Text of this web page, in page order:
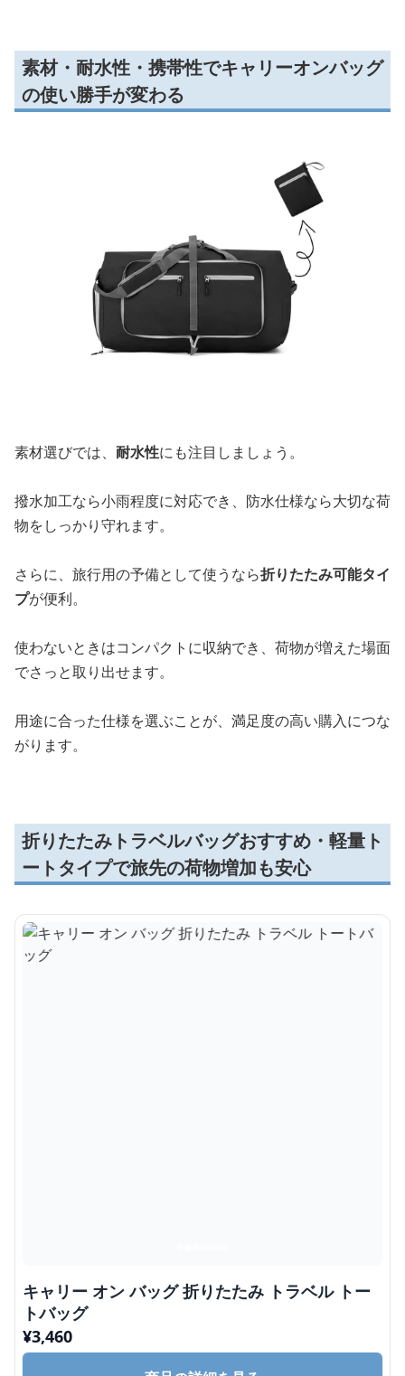
素材・耐水性・携帯性でキャリーオンバッグ
の使い勝手が変わる
素材選びでは、 耐水性にも注目しましょう。
撥水加工なら小雨程度に対応でき、防水仕様なら大切な荷
物をしっかり守れます。
さらに、旅行用の予備として使うなら折りたたみ可能タイ
プが便利。
使わないときはコンパクトに収納でき、荷物が増えた場面
でさっと取り出せます。
用途に合った仕様を選ぶことが、満足度の高い購入につな
がります。
折りたたみトラベルバッグおすすめ・軽量ト
ートタイプで旅先の荷物増加も安心
キャリー オン バッグ 折りたたみ トラベル トー
トバッグ
¥3,460